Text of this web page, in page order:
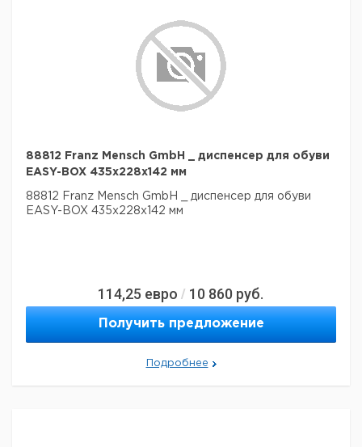
88812 Franz Mensch GmbH _ диспенсер для обуви
EASY-BOX 435x228x142 мм
88812 Franz Mensch GmbH _ диспенсер для обуви
EASY-BOX 435x228x142 мм
114,25 евро / 10 860 руб.
Получить предложение
Подробнее